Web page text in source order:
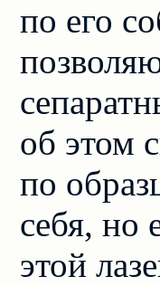
по его
об этом
по
себя, но
этой